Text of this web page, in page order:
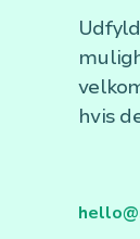
hvis